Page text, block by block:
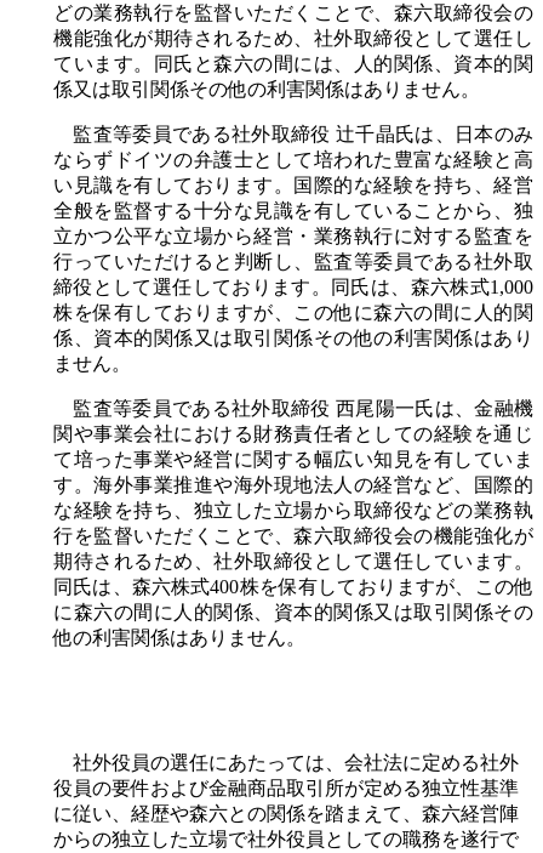
どの業務執行を監督いただくことで、森六取締役会の
機能強化が期待されるため、社外取締役として選任し
ています。同氏と森六の間には、人的関係、資本的関
係又は取引関係その他の利害関係はありません。
監査等委員である社外取締役 辻千晶氏は、日本のみ
ならずドイツの弁護士として培われた豊富な経験と高
い見識を有しております。国際的な経験を持ち、経営
全般を監督する十分な見識を有していることから、独
立かつ公平な立場から経営・業務執行に対する監査を
行っていただけると判断し、監査等委員である社外取
締役として選任しております。同氏は、森六株式1,000
株を保有しておりますが、この他に森六の間に人的関
係、資本的関係又は取引関係その他の利害関係はあり
ません。
監査等委員である社外取締役 西尾陽一氏は、金融機
関や事業会社における財務責任者としての経験を通じ
て培った事業や経営に関する幅広い知見を有していま
す。海外事業推進や海外現地法人の経営など、国際的
な経験を持ち、独立した立場から取締役などの業務執
行を監督いただくことで、森六取締役会の機能強化が
期待されるため、社外取締役として選任しています。
同氏は、森六株式400株を保有しておりますが、この他
に森六の間に人的関係、資本的関係又は取引関係その
他の利害関係はありません。
社外役員の選任にあたっては、会社法に定める社外
役員の要件および金融商品取引所が定める独立性基準
に従い、経歴や森六との関係を踏まえて、森六経営陣
からの独立した立場で社外役員としての職務を遂行で